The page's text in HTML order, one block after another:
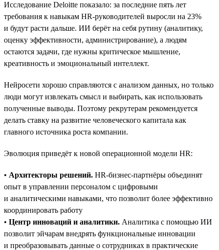
Исследование Deloitte показало: за последние пять лет
требования к навыкам HR-руководителей выросли на 23%
и будут расти дальше. ИИ берёт на себя рутину (аналитику,
оценку эффективности, администрирование), а людям
остаются задачи, где нужны критическое мышление,
креативность и эмоциональный интеллект.
Нейросети хорошо справляются с анализом данных, но только
люди могут извлекать смысл и выбирать, как использовать
полученные выводы. Поэтому рекрутерам рекомендуется
делать ставку на развитие человеческого капитала как
главного источника роста компании.
Эволюция приведёт к новой операционной модели HR:
• Архитекторы решений. HR-бизнес-партнёры объединят
опыт в управлении персоналом с цифровыми
и аналитическими навыками, что позволит более эффективно
координировать работу
• Центр инноваций и аналитики. Аналитика с помощью ИИ
позволит эйчарам внедрять функциональные инновации
и преобразовывать данные о сотрудниках в практические